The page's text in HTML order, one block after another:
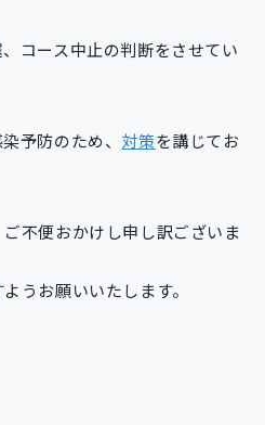
コース中止の判断をさせてい
予防のため、 対策を講じてお
不便おかけし申し訳ございま
うお願いいたします。